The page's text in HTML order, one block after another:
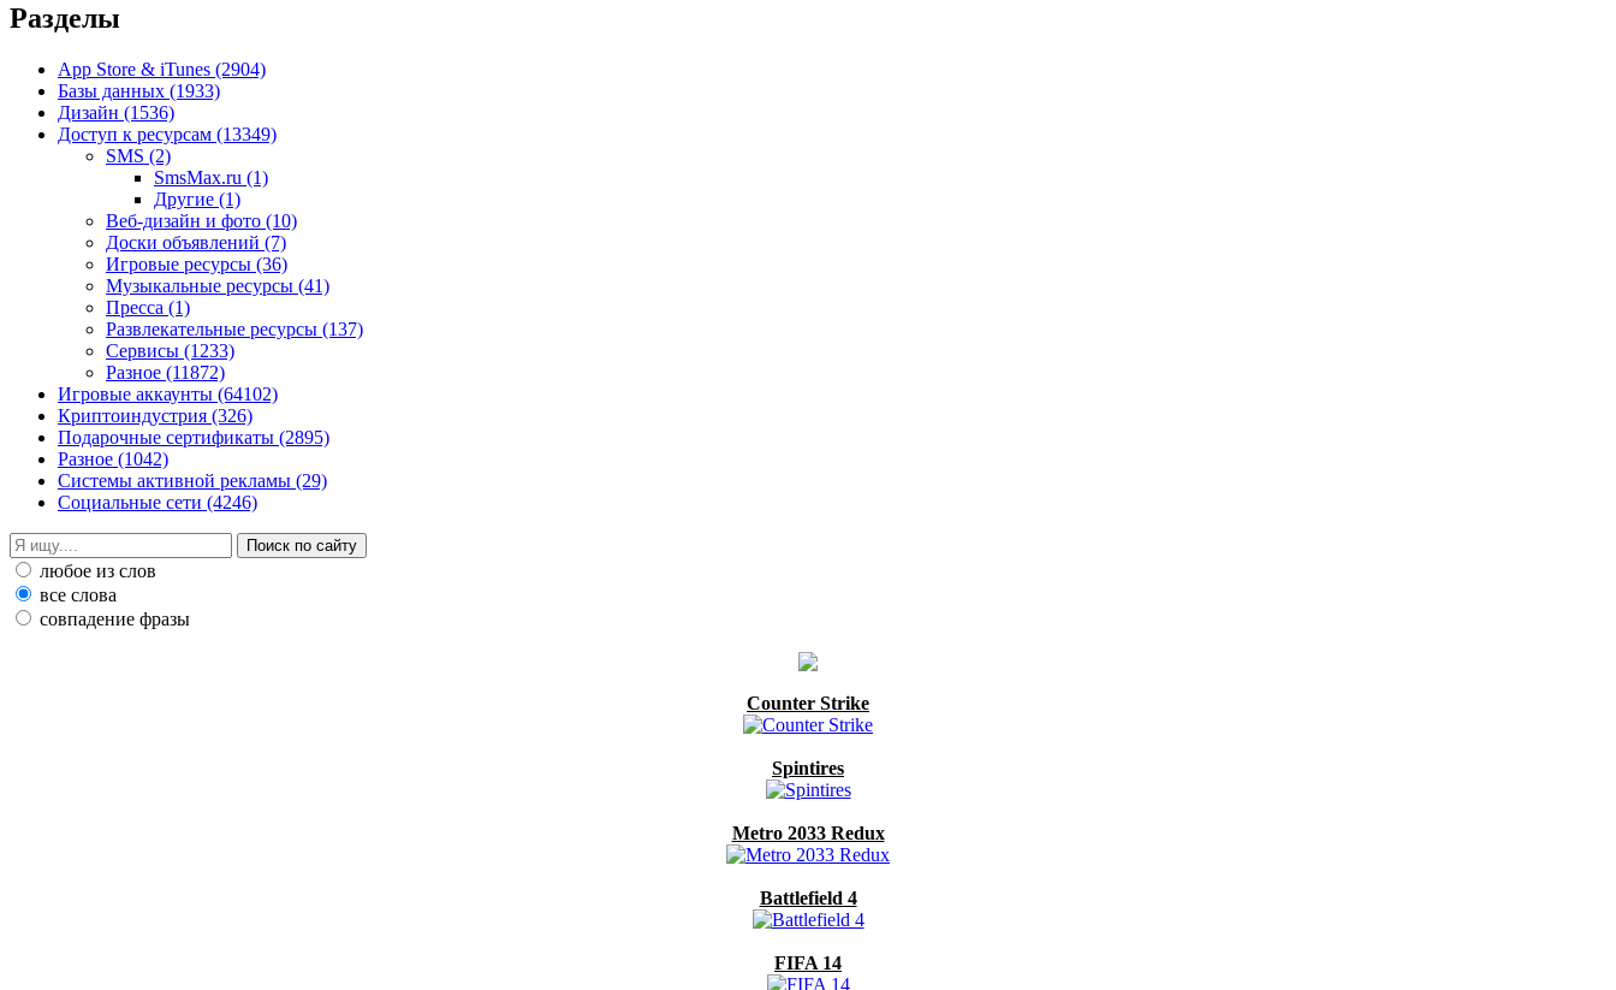
Разделы
App Store & iTunes (2904)
Базы данных (1933)
Дизайн (1536)
Доступ к ресурсам (13349)
SMS (2)
SmsMax.ru (1)
Другие (1)
Веб-дизайн и фото (10)
Доски объявлений (7)
Игровые ресурсы (36)
Музыкальные ресурсы (41)
Пресса (1)
Развлекательные ресурсы (137)
Сервисы (1233)
Разное (11872)
Игровые аккаунты (64102)
Криптоиндустрия (326)
Подарочные сертификаты (2895)
Разное (1042)
Системы активной рекламы (29)
Социальные сети (4246)
любое из слов
все слова
совпадение фразы
Counter Strike
Spintires
Metro 2033 Redux
Battlefield 4
FIFA 14